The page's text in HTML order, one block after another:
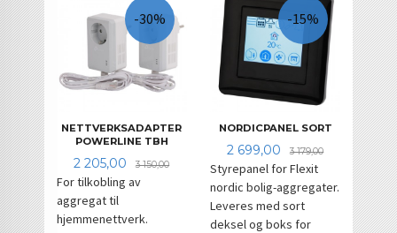
NETTVERKSADAPTER
POWERLINE TBH
Tilbud
2 205,00 3 150,00Rabatt
-30%
For tilkobling av
aggregat til
hjemmenettverk.
NORDICPANEL SORT
Tilbud
2 699,00 3 179,00Rabatt
-15%
Styrepanel for Flexit
nordic bolig-aggregater.
Leveres med sort
deksel og boks for